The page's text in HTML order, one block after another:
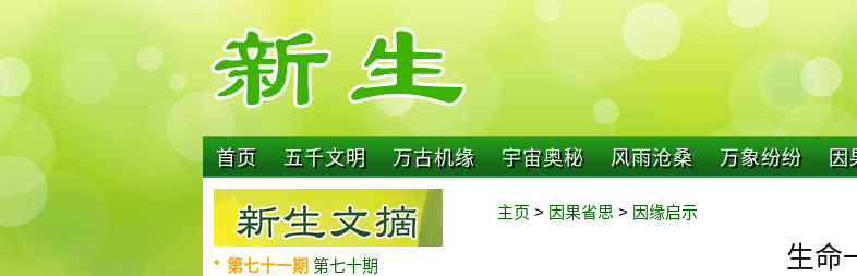
首页 五千文明 万古机缘 宇宙奥秘 风雨沧桑 万象纷纷 因
第七十一期 第七十期
主页 > 因果省思 > 因缘启示
生命